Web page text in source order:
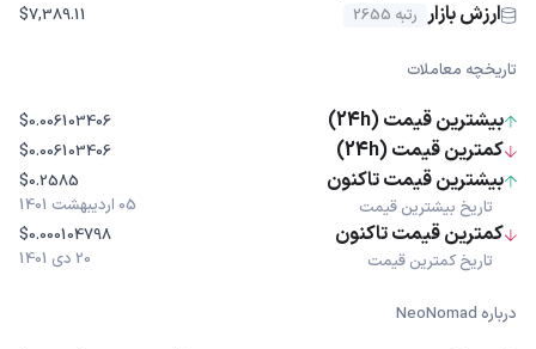
ارزش بازار رتبه 2655 $7,389.11
تاریخچه معاملات
بیشترین قیمت (24h) $0.006103406
کمترین قیمت (24h) $0.006103406
بیشترین قیمت تاکنون
تاریخ بیشترین قیمت
$0.2585
05 اردیبهشت 1401
کمترین قیمت تاکنون
تاریخ کمترین قیمت
$0.000104798
20 دی 1401
درباره NeoNomad